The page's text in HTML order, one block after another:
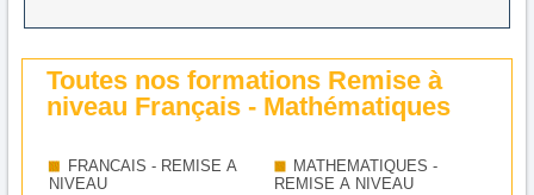
Toutes nos formations Remise à
niveau Français - Mathématiques
FRANCAIS - REMISE A
NIVEAU
MATHEMATIQUES -
REMISE A NIVEAU